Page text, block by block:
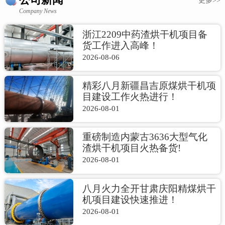
Company News
浙江2209中药渣烘干机项目备
货工作进入高峰！
2026-08-06
精彩八月新疆昌吉原煤烘干机项
目建设工作火热进行！
2026-08-01
重磅制造内蒙古3636大型气化
渣烘干机项目火热备货!
2026-08-01
八月火力全开甘肃庆阳精煤烘干
机项目建设快速推进！
2026-08-01